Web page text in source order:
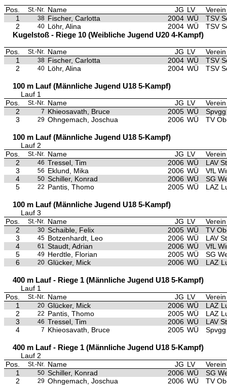
Pos. St.-Nr. Name JG LV
Verein
1
38 Fischer, Carlotta 2004 WÜ
TSV
2
40 Löhr, Alina 2004 WÜ TSV
Kugelstoß - Riege 10 (Weibliche Jugend U20 4-Kampf)
Pos. St.-Nr. Name JG LV
Verein
1
38 Fischer, Carlotta 2004 WÜ
TSV
2
40 Löhr, Alina 2004 WÜ TSV
100 m Lauf (Männliche Jugend U18 5-Kampf)
Lauf 1
Pos.
St.-Nr. Name JG LV
Verein
2
7 Khieosavath, Bruce 2005 WÜ
3
29 Ohngemach, Joschua 2006 WÜ TV
100 m Lauf (Männliche Jugend U18 5-Kampf)
Lauf 2
Pos.
St.-Nr. Name JG LV
Verein
2
46 Tressel, Tim 2006 WÜ
LAV
3
56 Eklund, Mika 2006 WÜ
VfL
4
50 Schiller, Konrad 2006 WÜ
SG
5
22 Pantis, Thomo 2005 WÜ LAZ
100 m Lauf (Männliche Jugend U18 5-Kampf)
Lauf 3
Pos.
St.-Nr. Name JG LV
Verein
2
30 Schaible, Felix 2005 WÜ
TV
3
45 Botzenhardt, Leo 2006 WÜ
LAV
4
61 Staudt, Adrian 2006 WÜ
VfL
5
49 Herdtle, Florian 2005 WÜ
SG
6
20 Glücker, Mick 2006 WÜ LAZ
400 m Lauf - Riege 1 (Männliche Jugend U18 5-Kampf)
Lauf 1
Pos.
St.-Nr. Name JG LV
Verein
1
20 Glücker, Mick 2006 WÜ
LAZ
2
22 Pantis, Thomo 2005 WÜ
LAZ
3
46 Tressel, Tim 2006 WÜ
LAV
4
7 Khieosavath, Bruce 2005 WÜ
400 m Lauf - Riege 1 (Männliche Jugend U18 5-Kampf)
Lauf 2
Pos.
St.-Nr. Name JG LV
Verein
1
50 Schiller, Konrad 2006 WÜ
SG
2
29 Ohngemach, Joschua 2006 WÜ TV